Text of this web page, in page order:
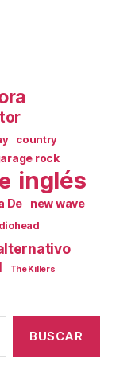
country
rock
inglés
De new wave
The Killers